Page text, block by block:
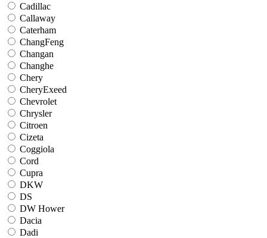
Cadillac
Callaway
Caterham
ChangFeng
Changan
Changhe
Chery
CheryExeed
Chevrolet
Chrysler
Citroen
Cizeta
Coggiola
Cord
Cupra
DKW
DS
DW Hower
Dacia
Dadi